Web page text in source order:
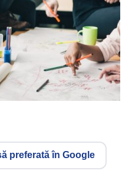
preferată în Google